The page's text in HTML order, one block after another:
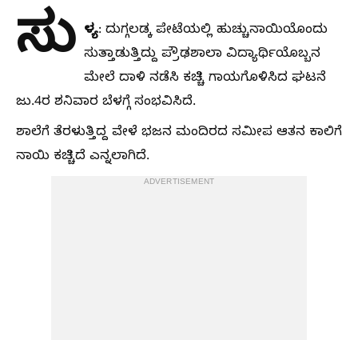
ಸು ಳ್ಯ: ದುಗ್ಗಲಡ್ಕ ಪೇಟೆಯಲ್ಲಿ ಹುಚ್ಚುನಾಯಿಯೊಂದು
ಸುತ್ತಾಡುತ್ತಿದ್ದು ಪ್ರೌಢಶಾಲಾ ವಿದ್ಯಾರ್ಥಿಯೊಬ್ಬನ
ಮೇಲೆ ದಾಳಿ ನಡೆಸಿ ಕಚ್ಚಿ ಗಾಯಗೊಳಿಸಿದ ಘಟನೆ
ಜು.4ರ ಶನಿವಾರ ಬೆಳಗ್ಗೆ ಸಂಭವಿಸಿದೆ.
ಶಾಲೆಗೆ ತೆರಳುತ್ತಿದ್ದ ವೇಳೆ ಭಜನ ಮಂದಿರದ ಸಮೀಪ ಆತನ ಕಾಲಿಗೆ
ನಾಯಿ ಕಚ್ಚಿದೆ ಎನ್ನಲಾಗಿದೆ.
ADVERTISEMENT